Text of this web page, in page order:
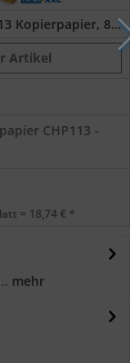
HP OFFICE CHP113 Kopierpapier, 80 g/m², DIN...
Artikel
CHP113 -
= 18,74 € *
mehr